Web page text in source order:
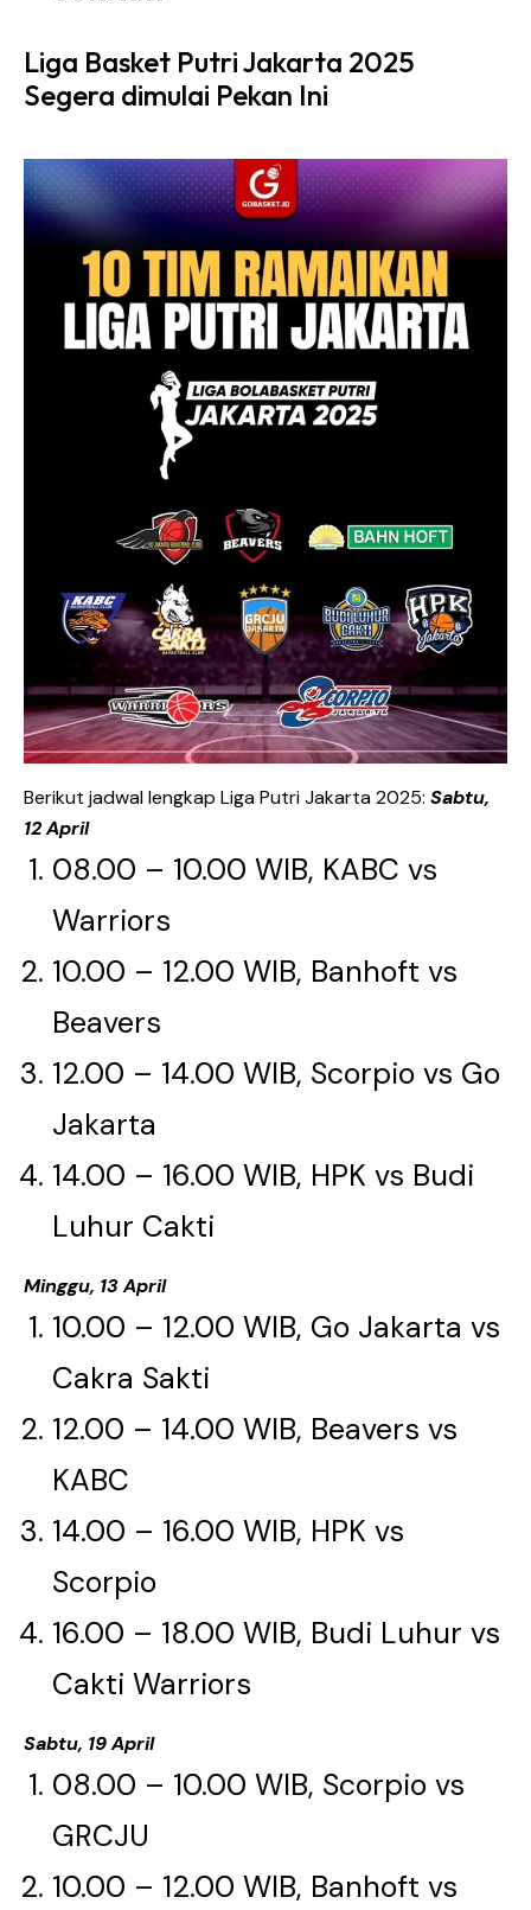
Liga Basket Putri Jakarta 2025
Segera dimulai Pekan Ini
Berikut jadwal lengkap Liga Putri Jakarta 2025: Sabtu,
12 April
08.00 – 10.00 WIB, KABC vs
Warriors
10.00 – 12.00 WIB, Banhoft vs
Beavers
12.00 – 14.00 WIB, Scorpio vs Go
Jakarta
14.00 – 16.00 WIB, HPK vs Budi
Luhur Cakti​​​​​​​
Minggu, 13 April
10.00 – 12.00 WIB, Go Jakarta vs
Cakra Sakti
12.00 – 14.00 WIB, Beavers vs
KABC​​​​​​​
14.00 – 16.00 WIB, HPK vs
Scorpio​​​​​​​
16.00 – 18.00 WIB, Budi Luhur vs
Cakti Warriors​​​​​​​
Sabtu, 19 April
08.00 – 10.00 WIB, Scorpio vs
GRCJU​​​​​​​
10.00 – 12.00 WIB, Banhoft vs